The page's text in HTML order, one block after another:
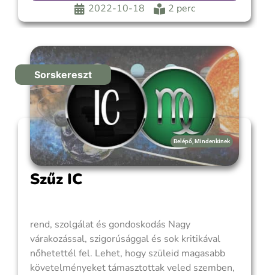
kívánságaid és szükségleteid között. Félsz a
diszharmóniától és a visszautasítástól. Született
melynek révén diplomatikusan
2022-10-18 2 perc
Sorskereszt
Belépő Mindenkinek
Szűz IC
rend, szolgálat és gondoskodás Nagy
várakozással, szigorúsággal és sok kritikával
nőhetettél fel. Lehet, hogy szüleid magasabb
követelményeket támasztottak veled szemben,